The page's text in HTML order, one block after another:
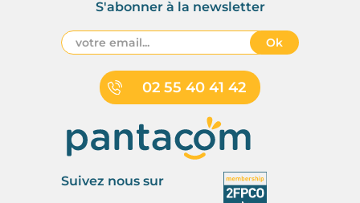
02 55 40 41 42
S'abonner à la newsletter
Ok
Suivez nous sur